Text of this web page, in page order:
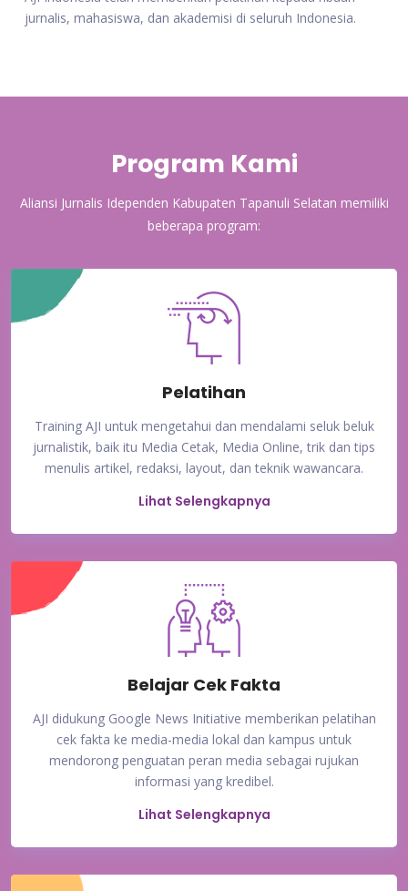
jurnalis, mahasiswa, dan akademisi di seluruh Indonesia.
Program Kami
Aliansi Jurnalis Idependen Kabupaten Tapanuli Selatan memiliki
beberapa program:
Pelatihan
Training AJI untuk mengetahui dan mendalami seluk beluk
jurnalistik, baik itu Media Cetak, Media Online, trik dan tips
menulis artikel, redaksi, layout, dan teknik wawancara.
Lihat Selengkapnya
Belajar Cek Fakta
AJI didukung Google News Initiative memberikan pelatihan
cek fakta ke media-media lokal dan kampus untuk
mendorong penguatan peran media sebagai rujukan
informasi yang kredibel.
Lihat Selengkapnya